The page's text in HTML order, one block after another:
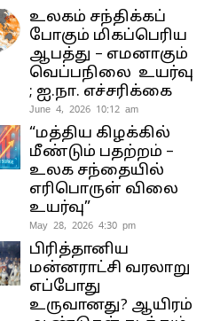
உலகம் சந்திக்கப்
போகும் மிகப்பெரிய
ஆபத்து – எமனாகும்
வெப்பநிலை உயர்வு
; ஐ.நா. எச்சரிக்கை
June 4, 2026 10:12 am
“மத்திய கிழக்கில்
மீண்டும் பதற்றம் –
உலக சந்தையில்
எரிபொருள் விலை
உயர்வு”
May 28, 2026 4:30 pm
பிரித்தானிய
மன்னராட்சி வரலாறு
எப்போது
உருவானது? ஆயிரம்